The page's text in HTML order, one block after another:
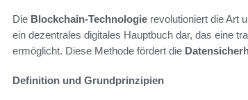
Die Blockchain-Technologie revolutioniert die Art
ein dezentrales digitales Hauptbuch dar, das eine
ermöglicht. Diese Methode fördert die
Definition und Grundprinzipien